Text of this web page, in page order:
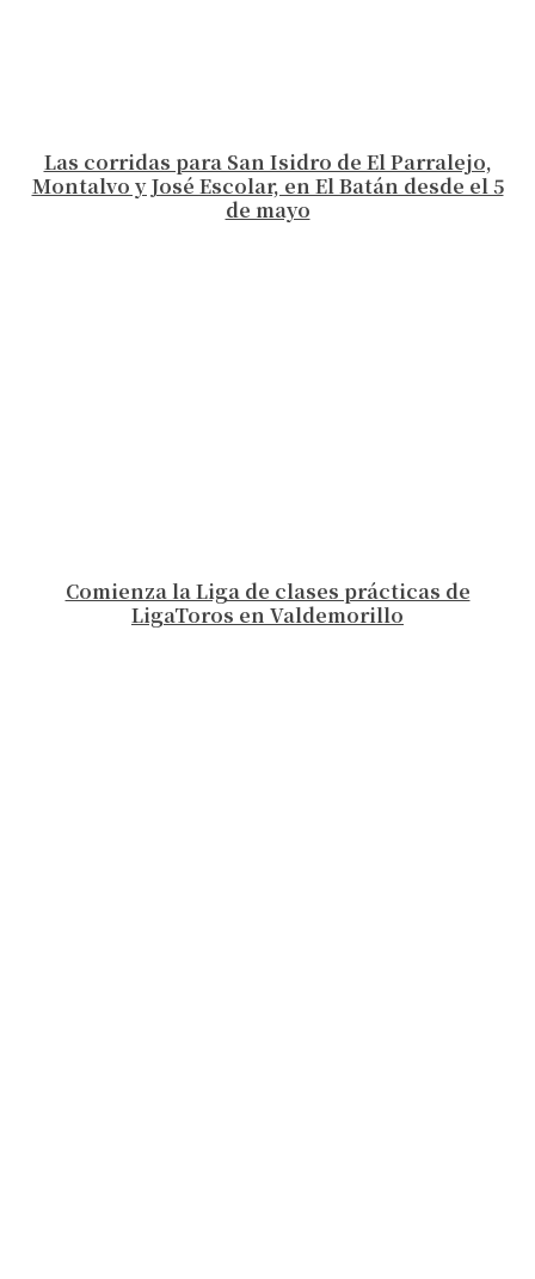
Las corridas para San Isidro de El Parralejo,
Montalvo y José Escolar, en El Batán desde el 5
de mayo
Comienza la Liga de clases prácticas de
LigaToros en Valdemorillo